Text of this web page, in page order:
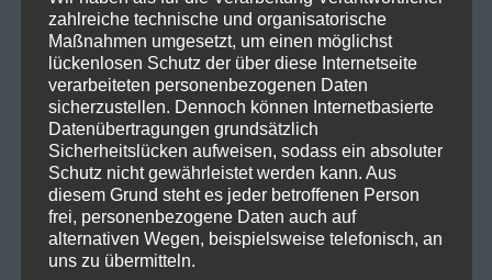
zahlreiche technische und organisatorische
Maßnahmen umgesetzt, um einen möglichst
lückenlosen Schutz der über diese Internetseite
verarbeiteten personenbezogenen Daten
sicherzustellen. Dennoch können Internetbasierte
Datenübertragungen grundsätzlich
Sicherheitslücken aufweisen, sodass ein absoluter
Schutz nicht gewährleistet werden kann. Aus
diesem Grund steht es jeder betroffenen Person
frei, personenbezogene Daten auch auf
alternativen Wegen, beispielsweise telefonisch, an
uns zu übermitteln.